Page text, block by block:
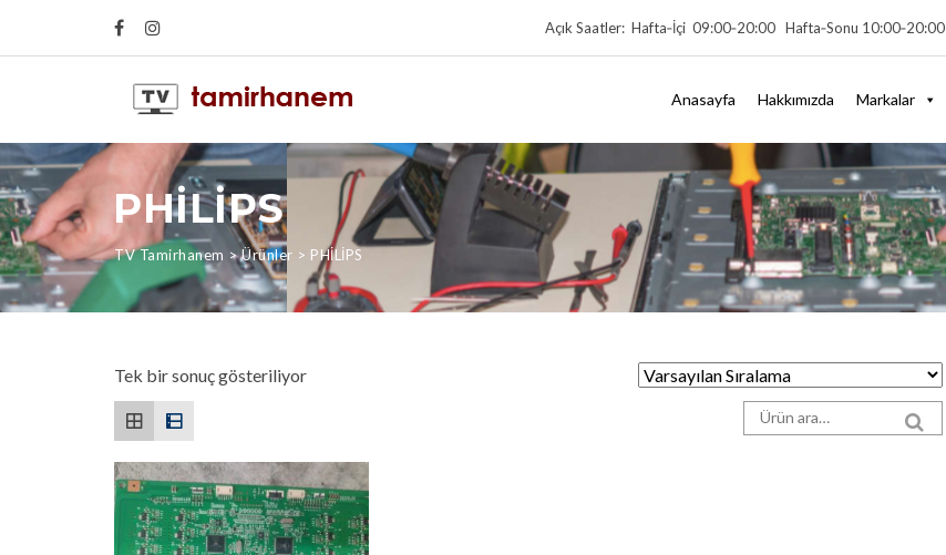
Açık Saatler: Hafta‑İçi 09:00‑20:00 Hafta‑Sonu 10:00‑20:00
Anasayfa Hakkımızda Markalar
PHİLİPS
TV Tamirhanem >Ürünler > PHİLİPS
Tek bir sonuç gösteriliyor
Arama sonuçları: